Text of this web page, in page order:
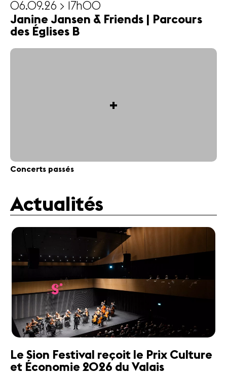
06.09.26 > 17h00
Janine Jansen & Friends | Parcours
des Églises B
+
Concerts passés
Actualités
Le Sion Festival reçoit le Prix Culture
et Économie 2026 du Valais